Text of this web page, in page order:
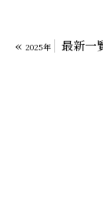
« 2025年 最新一